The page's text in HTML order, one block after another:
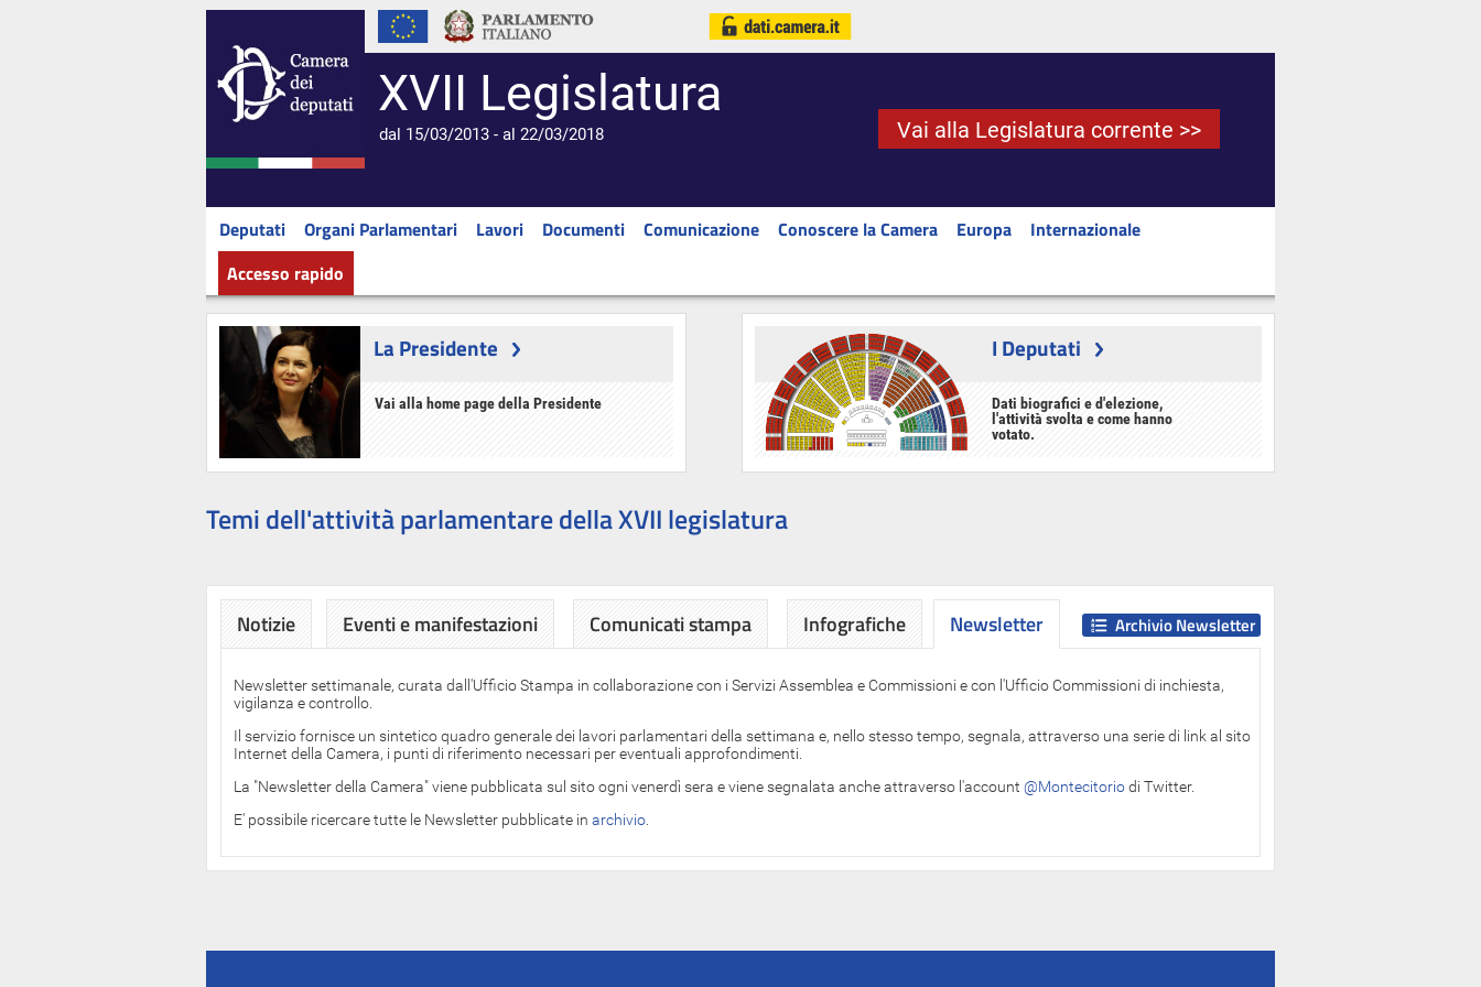
XVII Legislatura
dal 15/03/2013 - al 22/03/2018 Vai alla Legislatura corrente >>
Deputati Organi Parlamentari Lavori Documenti Comunicazione Conoscere la Camera Europa
Internazionale
Accesso rapido
La Presidente
Vai alla home page della Presidente
I Deputati
Dati biografici e d'elezione,
l'attività svolta e come hanno
votato.
Temi dell'attività parlamentare della XVII legislatura
Notizie Eventi e manifestazioni Comunicati stampa Infografiche Newsletter
Newsletter
Newsletter settimanale, curata dall'Ufficio Stampa in collaborazione con i Servizi Assemblea e Commissioni e con l'Ufficio Commissioni di inchiesta,
vigilanza e controllo.
Il servizio fornisce un sintetico quadro generale dei lavori parlamentari della settimana e, nello stesso tempo, segnala, attraverso una serie di link al sito
Internet della Camera, i punti di riferimento necessari per eventuali approfondimenti.
La "Newsletter della Camera" viene pubblicata sul sito ogni venerdì sera e viene segnalata anche attraverso l'account @Montecitoriodi Twitter.
E' possibile ricercare tutte le Newsletter pubblicate in archivio
Archivio Newsletter